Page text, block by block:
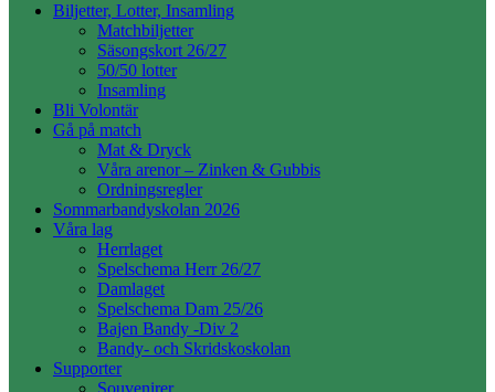
Biljetter, Lotter, Insamling
Matchbiljetter
Säsongskort 26/27
50/50 lotter
Insamling
Bli Volontär
Gå på match
Mat & Dryck
Våra arenor – Zinken & Gubbis
Ordningsregler
Sommarbandyskolan 2026
Våra lag
Herrlaget
Spelschema Herr 26/27
Damlaget
Spelschema Dam 25/26
Bajen Bandy -Div 2
Bandy- och Skridskoskolan
Supporter
Souvenirer